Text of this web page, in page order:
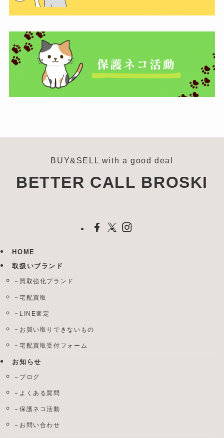
BUY&SELL with a good deal
BETTER CALL BROSKI
HOME
取扱いブランド
買取強化ブランド
宅配買取
LINE査定
お買い取りできないもの
宅配買取受付フォーム
お知らせ
ブログ
よくある質問
保護ネコ活動
お問い合わせ